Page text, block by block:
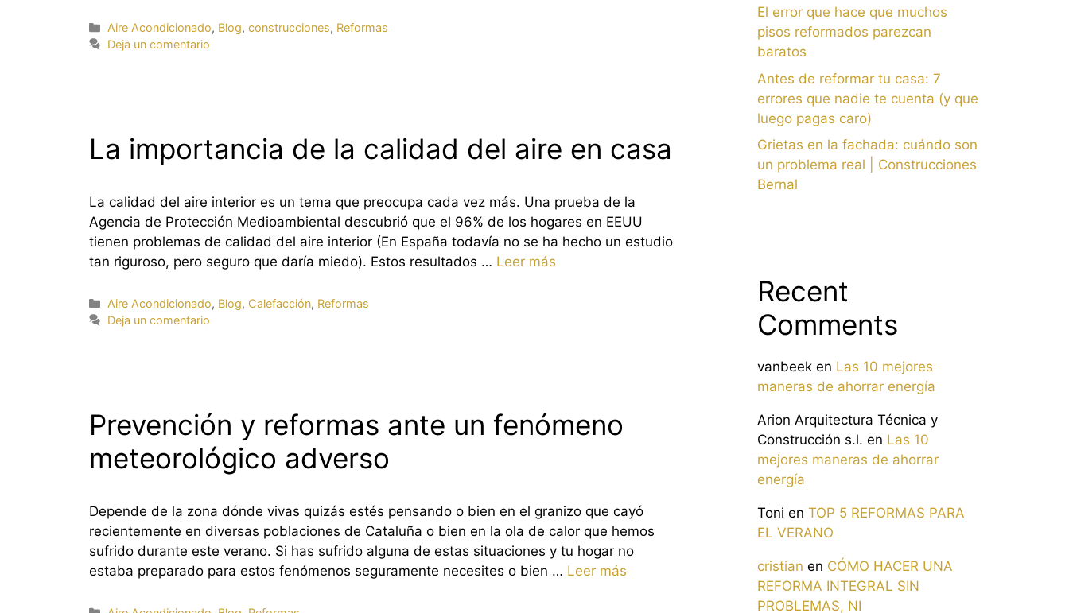
Categorías
Aire Acondicionado, Blog,construcciones, Reformas
Deja un comentario
La importancia de la calidad del aire en casa
La calidad del aire interior es un tema que preocupa cada vez más. Una prueba de la
Agencia de Protección Medioambiental descubrió que el 96% de los hogares en EEUU
tienen problemas de calidad del aire interior (En España todavía no se ha hecho un estudio
tan riguroso, pero seguro que daría miedo). Estos resultados … Leer más
Categorías
Aire Acondicionado, Blog, Calefacción, Reformas
Deja un comentario
Prevención y reformas ante un fenómeno
meteorológico adverso
Depende de la zona dónde vivas quizás estés pensando o bien en el granizo que cayó
recientemente en diversas poblaciones de Cataluña o bien en la ola de calor que hemos
sufrido durante este verano. Si has sufrido alguna de estas situaciones y tu hogar no
estaba preparado para estos fenómenos seguramente necesites o bien … Leer más
El error que hace que muchos
pisos reformados parezcan
baratos
Antes de reformar tu casa: 7
errores que nadie te cuenta (y que
luego pagas caro)
Grietas en la fachada: cuándo son
un problema real | Construcciones
Bernal
Recent
Comments
vanbeek en Las 10 mejores
maneras de ahorrar energía
Arion Arquitectura Técnica y
Construcción s.l. en Las 10
mejores maneras de ahorrar
energía
Toni en TOP 5 REFORMAS PARA
EL VERANO
cristian en CÓMO HACER UNA
REFORMA INTEGRAL SIN
PROBLEMAS, NI